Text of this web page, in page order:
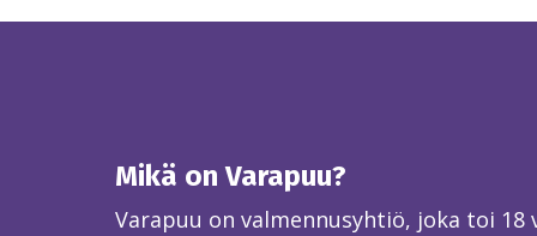
Mikä on Varapuu?
Varapuu on valmennusyhtiö, joka toi